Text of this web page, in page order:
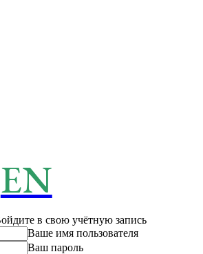
EN
в свою учётную запись
Ваше имя пользователя
Ваш пароль